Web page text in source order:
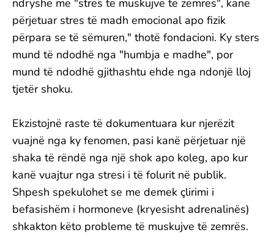
përjetuar stres të madh emocional apo fizik
përpara se të sëmuren," thotë fondacioni. Ky sters
mund të ndodhë nga "humbja e madhe", por
mund të ndodhë gjithashtu ehde nga ndonjë lloj
tjetër shoku.
Ekzistojnë raste të dokumentuara kur njerëzit
vuajnë nga ky fenomen, pasi kanë përjetuar një
shaka të rëndë nga një shok apo koleg, apo kur
kanë vuajtur nga stresi i të folurit në publik.
Shpesh spekulohet se me demek çlirimi i
befasishëm i hormoneve (kryesisht adrenalinës)
shkakton këto probleme të muskujve të zemrës.